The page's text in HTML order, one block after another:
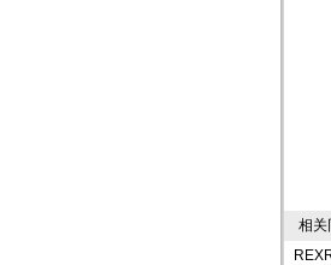
相关